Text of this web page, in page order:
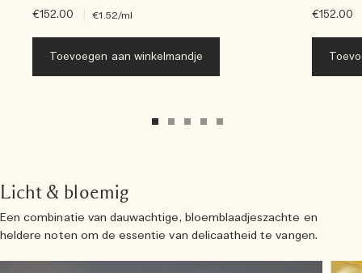
€152.00 €1.52/ml
Toevoegen aan winkelmandje
€152.00
Licht & bloemig
Een combinatie van dauwachtige, bloemblaadjeszachte en
heldere noten om de essentie van delicaatheid te vangen.